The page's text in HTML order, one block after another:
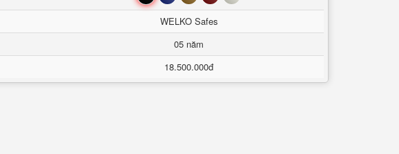
WELKO Safes
05 năm
18.500.000đ